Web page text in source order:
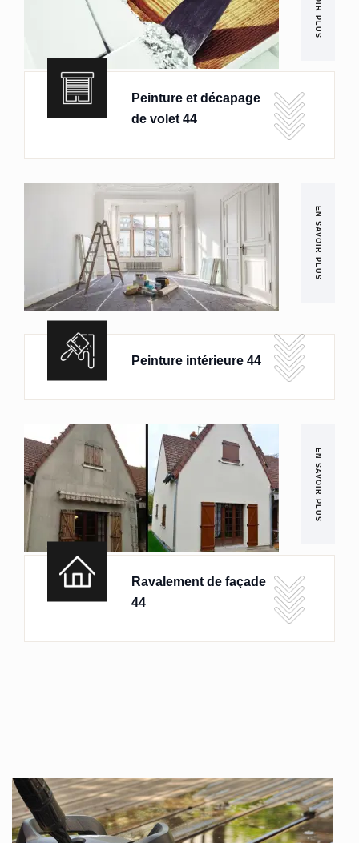
Peinture et décapage
de volet 44
EN SAVOIR PLUS
Peinture intérieure 44
EN SAVOIR PLUS
Ravalement de façade
44